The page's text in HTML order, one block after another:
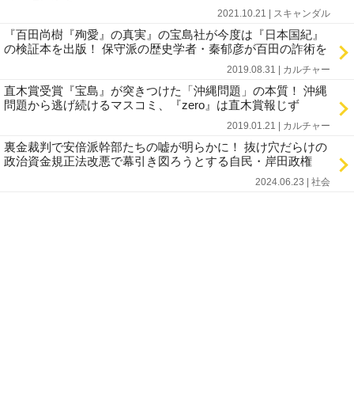
2021.10.21 | スキャンダル
『百田尚樹『殉愛』の真実』の宝島社が今度は『日本国紀』
の検証本を出版！ 保守派の歴史学者・秦郁彦が百田の詐術を
2019.08.31 | カルチャー
直木賞受賞『宝島』が突きつけた「沖縄問題」の本質！ 沖縄
問題から逃げ続けるマスコミ、『zero』は直木賞報じず
2019.01.21 | カルチャー
裏金裁判で安倍派幹部たちの嘘が明らかに！ 抜け穴だらけの
政治資金規正法改悪で幕引き図ろうとする自民・岸田政権
2024.06.23 | 社会